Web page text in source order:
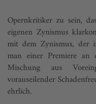
Opernkritiker zu sein,
eigenen Zynismus
mit dem Zynismus,
man einer Premiere an
Mischung aus
vorauseilender
ehrlich.